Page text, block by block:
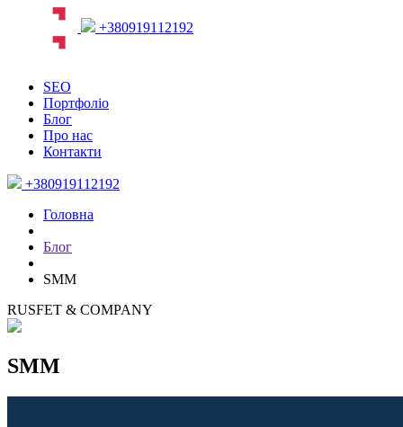
+380919112192
SEO
Портфоліо
Блог
Про нас
Контакти
+380919112192
Головна
Блог
SMM
RUSFET & COMPANY
SMM